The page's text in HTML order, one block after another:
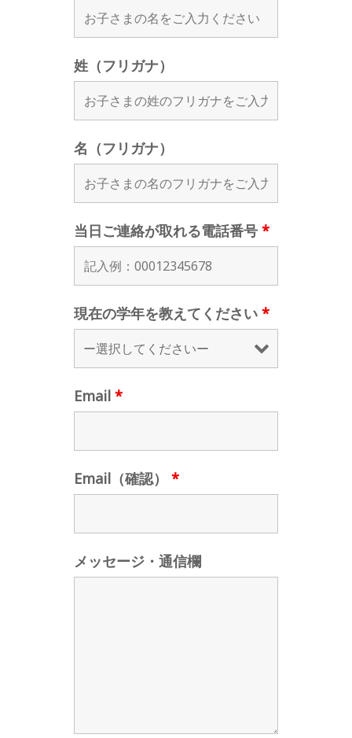
姓（フリガナ）
名（フリガナ）
当日ご連絡が取れる電話番号 *
現在の学年を教えてください *
Email *
Email（確認） *
メッセージ・通信欄